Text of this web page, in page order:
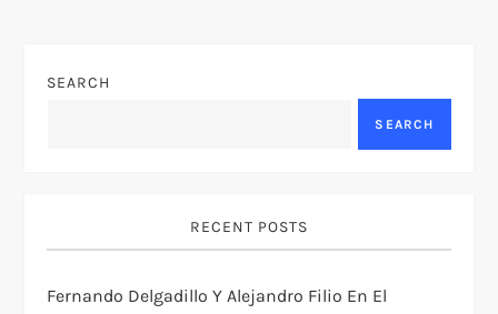
n
i
g
SEARCH
SEARCH
RECENT POSTS
Fernando Delgadillo Y Alejandro Filio En El